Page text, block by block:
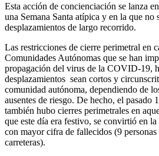
Esta acción de concienciación se lanza
una Semana Santa atípica y en la que no
desplazamientos de largo recorrido.
Las restricciones de cierre perimetral en
Comunidades Autónomas que se han
propagación del virus de la COVID-19,
desplazamientos sean cortos y
comunidad autónoma, dependiendo de
ausentes de riesgo. De hecho, el pasado
también hubo cierres perimetrales en
que este día era festivo, se convirtió en
con mayor cifra de fallecidos (9
carreteras).